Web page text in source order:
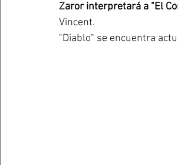
Zaror interpretará a "El
Vincent.
"Diablo" se encuentra